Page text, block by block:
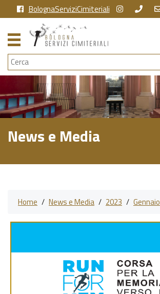
BolognaServiziCimiteriali
Cerca
News e Media
Home / News e Media / 2023 / Gennaio